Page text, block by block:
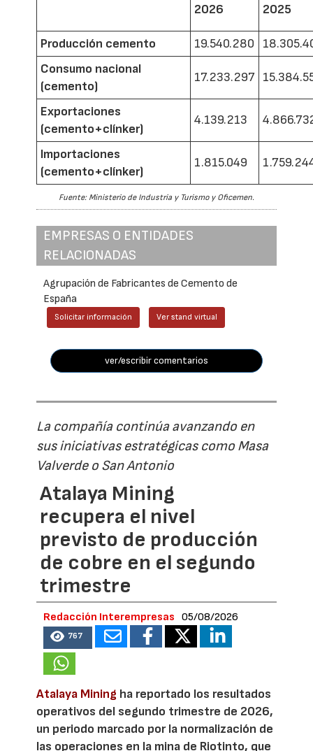
2026 2025
Producción cemento 19.540.280
Consumo nacional
(cemento)
17.233.297
Exportaciones
(cemento+clínker)
4.139.213
Importaciones
(cemento+clínker)
1.815.049
Fuente: Ministerio de Industria y Turismo y Oficemen.
EMPRESAS O ENTIDADES
RELACIONADAS
Agrupación de Fabricantes de Cemento de
España
Solicitar información Ver stand virtual
ver/escribir comentarios
La compañía continúa avanzando en
sus iniciativas estratégicas como Masa
Valverde o San Antonio
Atalaya Mining
recupera el nivel
previsto de producción
de cobre en el segundo
trimestre
Redacción Interempresas 05/08/2026
767
Atalaya Mining ha reportado los resultados
operativos del segundo trimestre de 2026,
un periodo marcado por la normalización de
las operaciones en la mina de Riotinto, que